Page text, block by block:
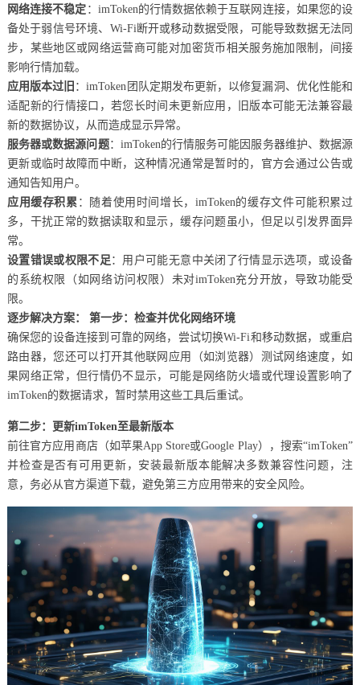
网络连接不稳定 ：imToken的行情数据依赖于互联网连接，如果您的设
备处于弱信号环境、Wi-Fi断开或移动数据受限，可能导致数据无法同
步，某些地区或网络运营商可能对加密货币相关服务施加限制，间接
影响行情加载。
应用版本过旧 ：imToken团队定期发布更新，以修复漏洞、优化性能和
适配新的行情接口，若您长时间未更新应用，旧版本可能无法兼容最
新的数据协议，从而造成显示异常。
服务器或数据源问题：imToken的行情服务可能因服务器维护、数据源
更新或临时故障而中断，这种情况通常是暂时的，官方会通过公告或
通知告知用户。
应用缓存积累 ：随着使用时间增长，imToken的缓存文件可能积累过
多，干扰正常的数据读取和显示，缓存问题虽小，但足以引发界面异
常。
设置错误或权限不足 ：用户可能无意中关闭了行情显示选项，或设备
的系统权限（如网络访问权限）未对imToken充分开放，导致功能受
限。
逐步解决方案：
第一步：检查并优化网络环境
确保您的设备连接到可靠的网络，尝试切换Wi-Fi和移动数据，或重启
路由器，您还可以打开其他联网应用（如浏览器）测试网络速度，如
果网络正常，但行情仍不显示，可能是网络防火墙或代理设置影响了
imToken的数据请求，暂时禁用这些工具后重试。
第二步：更新imToken至最新版本
前往官方应用商店（如苹果App Store或Google Play），搜索“imToken”
并检查是否有可用更新，安装最新版本能解决多数兼容性问题，注
意，务必从官方渠道下载，避免第三方应用带来的安全风险。